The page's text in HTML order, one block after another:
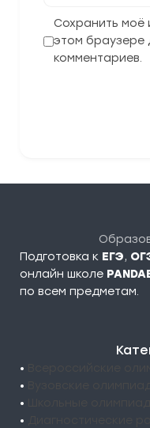
Сохранить моё
этом браузере
комментариев.
Подготовка к ЕГЭ,
онлайн школе
по всем предметам.
•
•
•
•